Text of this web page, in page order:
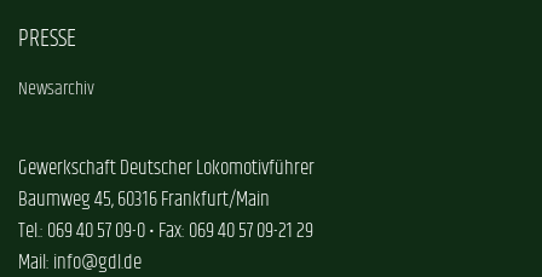
PRESSE
Newsarchiv
Gewerkschaft Deutscher Lokomotivführer
Baumweg 45, 60316 Frankfurt/Main
Tel.: 069 40 57 09-0 • Fax: 069 40 57 09-21 29
Mail: info@gdl.de